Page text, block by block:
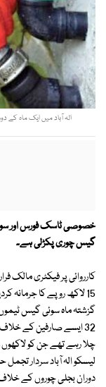
الہ آباد میں ایک ماہ کے دوران بجلی چوروں
خصوصی ٹاسک فورس اور
گیس چوری پکڑلی ہے۔
کارروائی پر فیکٹری مالک
15 لاکھ روپے کا جرمانہ
32 ایسے صارفین کے
چلا رہے تھے جن کو
لیسکو الہ آباد سردار